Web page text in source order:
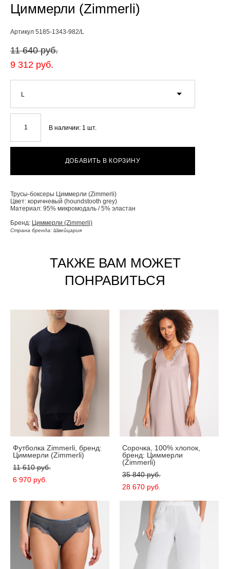
Циммерли (Zimmerli)
Артикул 5185-1343-982/L
11 640 pуб.
9 312 pуб.
L
В наличии: 1 шт.
ДОБАВИТЬ В КОРЗИНУ
Трусы-боксеры Циммерли (Zimmerli)
Цвет: коричневый (houndstooth grey)
Материал: 95% микромодаль / 5% эластан
Бренд: Циммерли (Zimmerli)
Страна бренда: Швейцария
ТАКЖЕ ВАМ МОЖЕТ
ПОНРАВИТЬСЯ
Футболка Zimmerli, бренд:
Циммерли (Zimmerli)
11 610 pуб.
6 970 pуб.
Сорочка, 100% хлопок,
бренд: Циммерли
(Zimmerli)
35 840 pуб.
28 670 pуб.